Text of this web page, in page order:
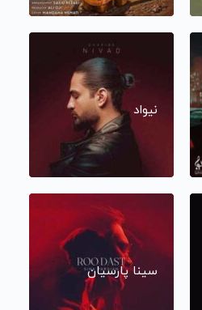
نیواد
سینا پارسیان